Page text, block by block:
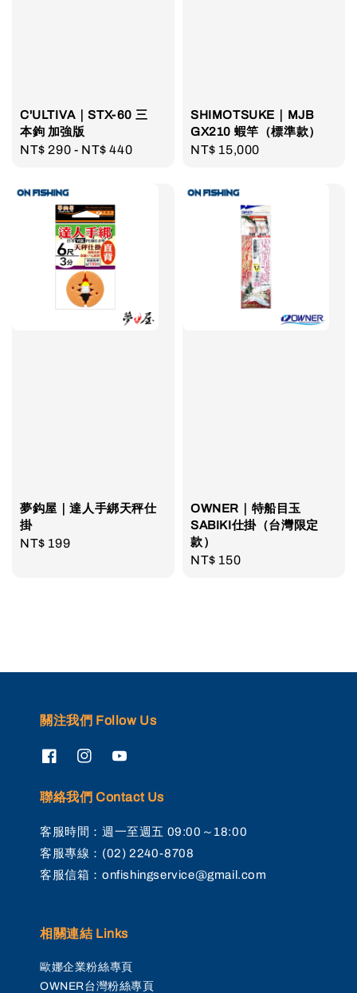
C'ULTIVA｜STX-60 三
本鉤 加強版
Regular
NT$ 290 - NT$ 440
SHIMOTSUKE｜MJB
GX210 蝦竿（標準款）
Regular
NT$ 15,000
夢鈎屋｜達人手綁天秤仕
掛
Regular
NT$ 199
OWNER｜特船目玉
SABIKI仕掛（台灣限定
款）
Regular
NT$ 150
關注我們 Follow Us
聯絡我們 Contact Us
客服時間：週一至週五 09:00～18:00
客服專線：(02) 2240-8708
客服信箱：onfishingservice@gmail.com
相關連結 Links
歐娜企業粉絲專頁
OWNER台灣粉絲專頁